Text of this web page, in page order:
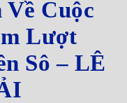
Cuộc
Lượt
Sô – LÊ